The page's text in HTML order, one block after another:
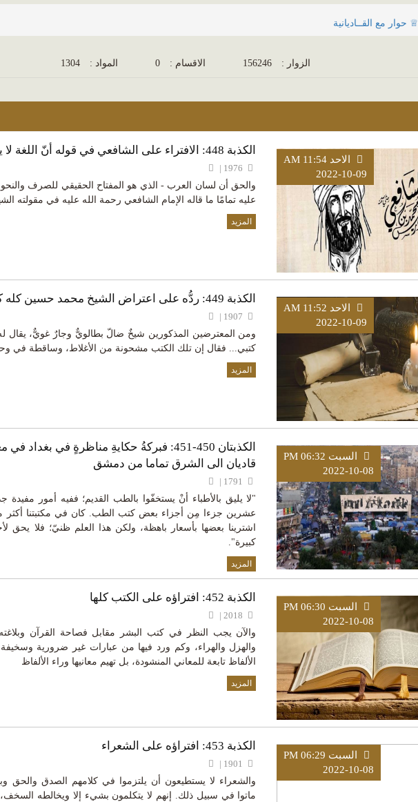
♕ حوار مع القــاديانية
الزوار : 156246 الاقسام : 0 المواد : 1304
الاحد AM 11:54
2022-10-09
الكذبة 448: الافتراء على الشافعي في قوله أنّ اللغة لا يعلمها إلا نبيّ
والحق أن لسان العرب - الذي هو المفتاح الحقيقي للصرف
عليه تمامًا ما قاله الإمام الشافعي رحمة الله عليه في مقولته
المزيد
الاحد AM 11:52
2022-10-09
الكذبة 449: ردُّه على اعتراض الشيخ محمد حسين كله كذب
ومن المعترضين المذكورين شيخٌ ضالّ بطالويٌّ وجارٌ غويٌّ،
كتبي... فقال إن تلك الكتب مشحونة من الأغلاط، وساقطة في
المزيد
السبت PM 06:32
2022-10-08
الكذبتان 450-451: فبركةُ حكايةِ مناظرةٍ في
قاديان الى الشرق تماما من دمشق
"لا يليق بالأطباء أنْ يستخفّوا بالطب القديم؛ ففيه أمور
عشرين جزءا مِن أجزاء بعض كتب الطب. كان في مكتبتنا
اشترينا بعضها بأسعار باهظة، ولكن هذا العلم ظنيّ؛ فلا يحق
كبيرة".
المزيد
السبت PM 06:30
2022-10-08
الكذبة 452: افتراؤه على الكتب كلها
والآن يجب النظر في كتب البشر مقابل فصاحة القرآن
والهزل والهراء، وكم ورد فيها من عبارات غير ضرورية
الألفاظ تابعة للمعاني المنشودة، بل تهيم معانيها وراء الألفاظ
المزيد
السبت PM 06:29
2022-10-08
الكذبة 453: افتراؤه على الشعراء
والشعراء لا يستطيعون أن يلتزموا في كلامهم الصدق والحق
ماتوا في سبيل ذلك. إنهم لا يتكلمون بشيء إلا ويخالطه